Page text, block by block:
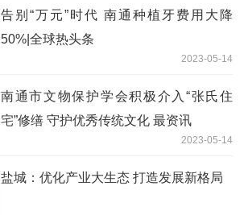
告别“万元”时代 南通种植牙费用大降
50%|全球热头条
2023-05-14
南通市文物保护学会积极介入“张氏住
宅”修缮 守护优秀传统文化 最资讯
2023-05-14
盐城：优化产业大生态 打造发展新格局